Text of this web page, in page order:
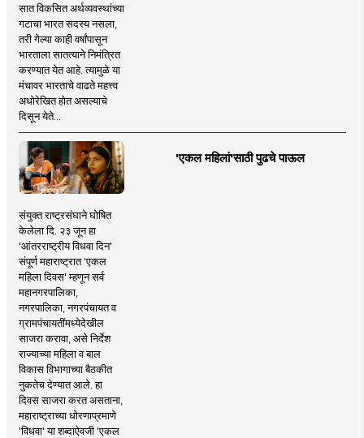
सात विकसित अर्थव्यवस्थांच्या
गटाचा भारत सदस्य नसला,
तरी गेल्या काही वर्षांपासून
भारताला सातत्याने निमंत्रित
करण्यात येत आहे. त्यामुळे या
मंचावर भारताचे वाढते महत्त्व
अधोरेखित होत असल्याचे
दिसून येते...
'एकल महिलां'साठी पुढचे पाऊल
संयुक्त राष्ट्रसंघाने घोषित
केलेला दि. २३ जून हा
'आंतरराष्ट्रीय विधवा दिन'
संपूर्ण महाराष्ट्रात 'एकल
महिला दिवस' म्हणून सर्व
महानगरपालिका,
नगरपालिका, नगरपंचायत व
ग्रामपंचायतींमध्येदेखील
साजरा करावा, असे निर्देश
राज्याच्या महिला व बाल
विकास विभागाच्या बैठकीत
नुकतेच देण्यात आले. हा
दिवस साजरा करत असताना,
महाराष्ट्राच्या धोरणाप्रमाणे
'विधवा' या शब्दाऐवजी 'एकल